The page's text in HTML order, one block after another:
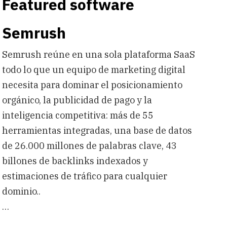
Featured software
Semrush
Semrush reúne en una sola plataforma SaaS
todo lo que un equipo de marketing digital
necesita para dominar el posicionamiento
orgánico, la publicidad de pago y la
inteligencia competitiva: más de 55
herramientas integradas, una base de datos
de 26.000 millones de palabras clave, 43
billones de backlinks indexados y
estimaciones de tráfico para cualquier
dominio..
…